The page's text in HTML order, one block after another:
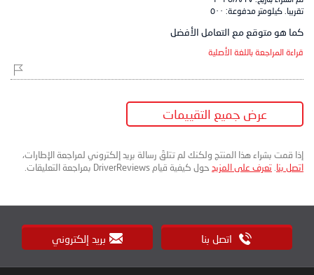
تقريبا. كيلومتر مدفوعة: ٥٠٠
كما هو متوقع مع التعامل الأفضل
قراءة المراجعة باللغة الأصلية
عرض جميع التقييمات
إذا قمت بشراء هذا المنتج ولكنك لم تتلقَ رسالة بريد إلكتروني لمراجعة الإطارات،
اتصل بنا. تعرف على المزيد حول كيفية قيام DriverReviews بمراجعة التعليقات.
اتصل بنا بريد إلكتروني